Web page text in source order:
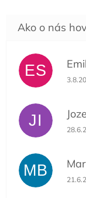
ES
JI
MB